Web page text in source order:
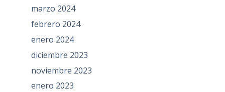
marzo 2024
febrero 2024
enero 2024
diciembre 2023
noviembre 2023
enero 2023